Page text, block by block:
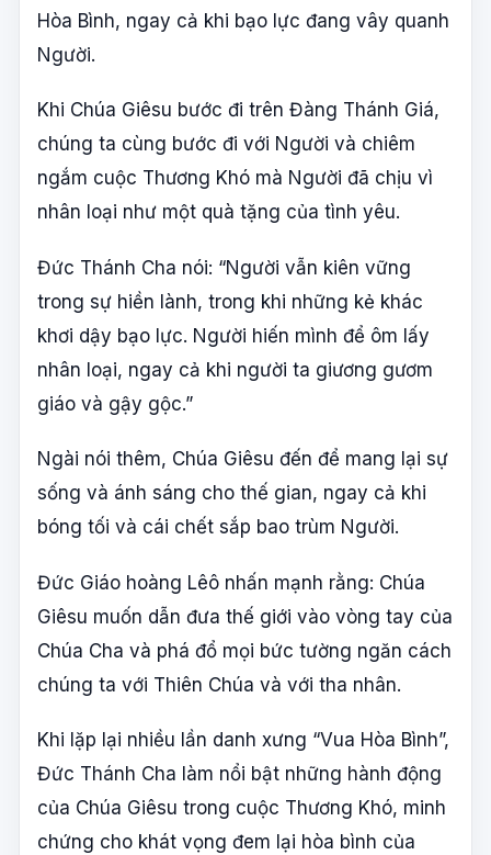
Hòa Bình, ngay cả khi bạo lực đang vây quanh
Người.
Khi Chúa Giêsu bước đi trên Đàng Thánh Giá,
chúng ta cùng bước đi với Người và chiêm
ngắm cuộc Thương Khó mà Người đã chịu vì
nhân loại như một quà tặng của tình yêu.
Đức Thánh Cha nói: “Người vẫn kiên vững
trong sự hiền lành, trong khi những kẻ khác
khơi dậy bạo lực. Người hiến mình để ôm lấy
nhân loại, ngay cả khi người ta giương gươm
giáo và gậy gộc.”
Ngài nói thêm, Chúa Giêsu đến để mang lại sự
sống và ánh sáng cho thế gian, ngay cả khi
bóng tối và cái chết sắp bao trùm Người.
Đức Giáo hoàng Lêô nhấn mạnh rằng: Chúa
Giêsu muốn dẫn đưa thế giới vào vòng tay của
Chúa Cha và phá đổ mọi bức tường ngăn cách
chúng ta với Thiên Chúa và với tha nhân.
Khi lặp lại nhiều lần danh xưng “Vua Hòa Bình”,
Đức Thánh Cha làm nổi bật những hành động
của Chúa Giêsu trong cuộc Thương Khó, minh
chứng cho khát vọng đem lại hòa bình của